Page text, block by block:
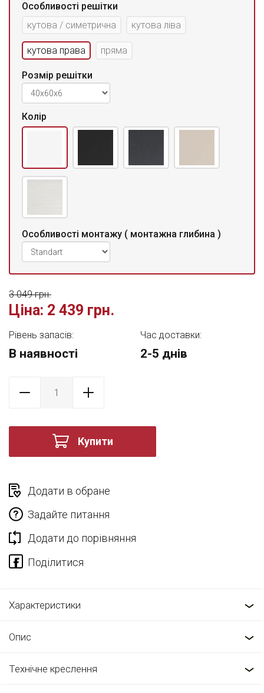
Особливості решітки
кутова / симетрична
кутова ліва
кутова права пряма
Розмір решітки
Колір
Особливості монтажу ( монтажна глибина )
Ціна: 2 439 грн.
3 049 грн.
Рівень запасів:
В наявності
Час доставки:
2-5 днів
Купити
Додати в обране
Задайте питання
Додати до порівняння
Характеристики
Опис
Технічне креслення